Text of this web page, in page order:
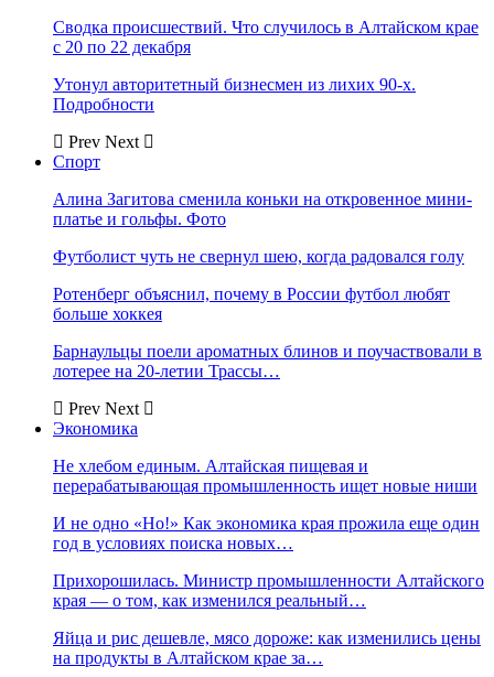
Сводка происшествий. Что случилось в Алтайском крае
с 20 по 22 декабря
Утонул авторитетный бизнесмен из лихих 90-х.
Подробности
Prev Next
Спорт
Алина Загитова сменила коньки на откровенное мини-
платье и гольфы. Фото
Футболист чуть не свернул шею, когда радовался голу
Ротенберг объяснил, почему в России футбол любят
больше хоккея
Барнаульцы поели ароматных блинов и поучаствовали в
лотерее на 20-летии Трассы…
Prev Next
Экономика
Не хлебом единым. Алтайская пищевая и
перерабатывающая промышленность ищет новые ниши
И не одно «Но!» Как экономика края прожила еще один
год в условиях поиска новых…
Прихорошилась. Министр промышленности Алтайского
края — о том, как изменился реальный…
Яйца и рис дешевле, мясо дороже: как изменились цены
на продукты в Алтайском крае за…